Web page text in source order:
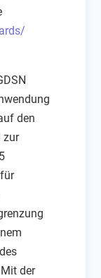
den
zur
der